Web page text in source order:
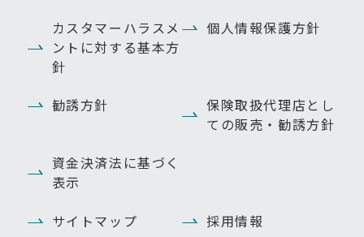
カスタマーハラスメ
ントに対する基本方
針
個人情報保護方針
勧誘方針
保険取扱代理店とし
ての販売・勧誘方針
資金決済法に基づく
表示
サイトマップ
採用情報